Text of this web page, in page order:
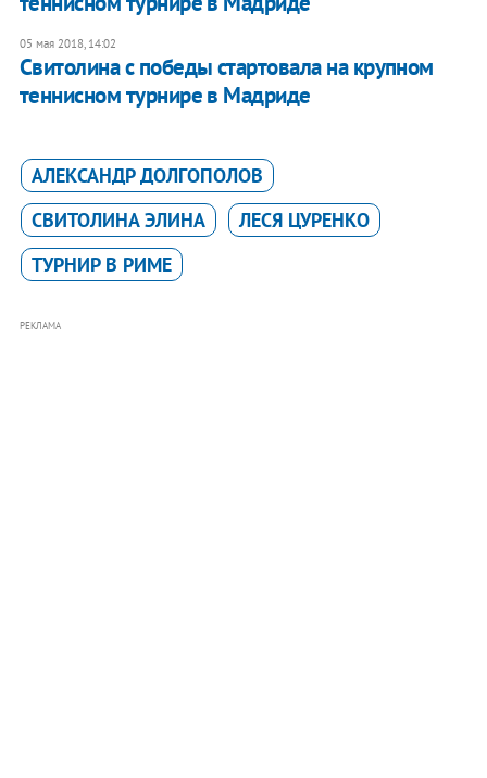
05 мая 2018, 14:02
Свитолина с победы стартовала на крупном
теннисном турнире в Мадриде
АЛЕКСАНДР ДОЛГОПОЛОВ
СВИТОЛИНА ЭЛИНА
ЛЕСЯ ЦУРЕНКО
ТУРНИР В РИМЕ
РЕКЛАМА